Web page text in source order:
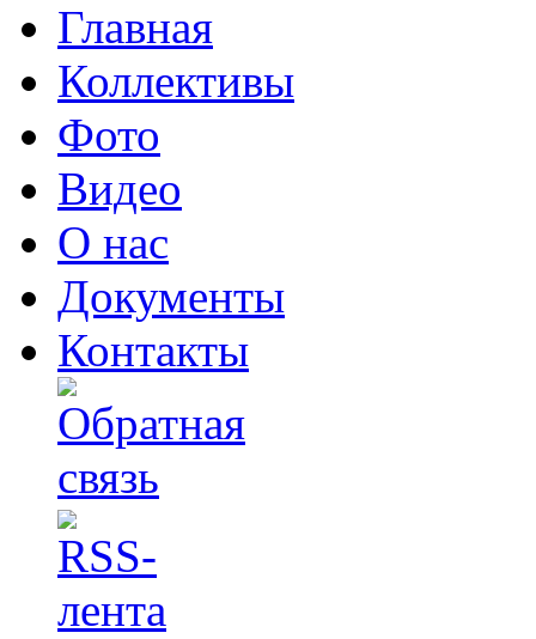
Главная
Коллективы
Фото
Видео
О нас
Документы
Контакты